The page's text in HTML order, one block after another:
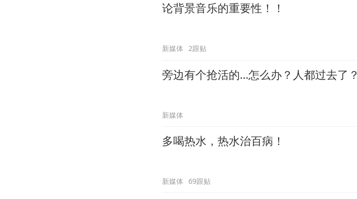
论背景音乐的重要性！！
新媒体 2跟贴
旁边有个抢活的…怎么办？人都过去了？
新媒体
多喝热水，热水治百病！
新媒体 69跟贴